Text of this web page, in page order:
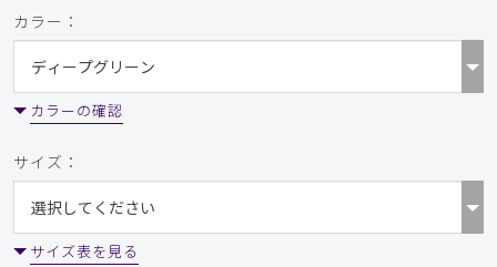
カラー：
カラーの確認
サイズ：
サイズ表を見る